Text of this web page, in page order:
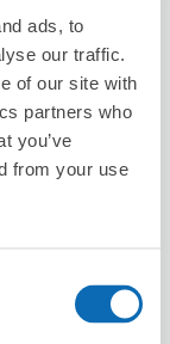
ads, to
our traffic.
of our site with
partners who
you’ve
from your use